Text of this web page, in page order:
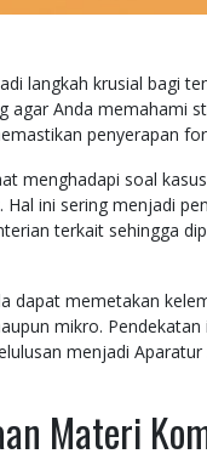
langkah krusial bagi
agar Anda memahami
penyerapan
menghadapi soal
Hal ini sering menjadi
terkait sehingga
dapat memetakan
mikro.
menjadi
Materi